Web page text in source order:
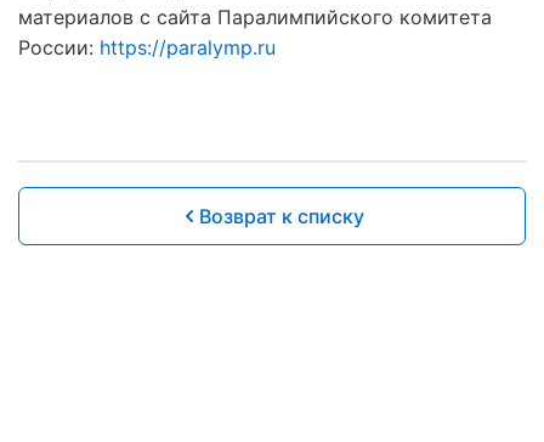
материалов с сайта Паралимпийского комитета
России: https://paralymp.ru
Возврат к списку